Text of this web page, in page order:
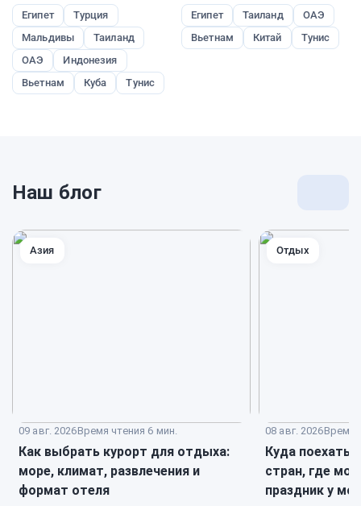
Египет
Турция
Мальдивы
Таиланд
ОАЭ
Индонезия
Вьетнам
Куба Тунис
Египет Таиланд
ОАЭ
Вьетнам
Китай Тунис
Наш блог
09 авг. 2026Время чтения 6 мин.
Как выбрать курорт для отдыха:
море, климат, развлечения и
формат отеля
Азия
08 авг. 2026Время
Куда поехать
стран, где
праздник у
Отдых